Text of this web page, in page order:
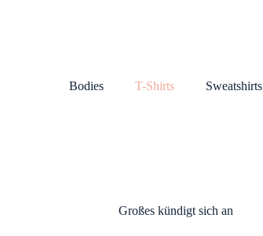
Bodies T-Shirts Sweatshirts
Großes kündigt sich an